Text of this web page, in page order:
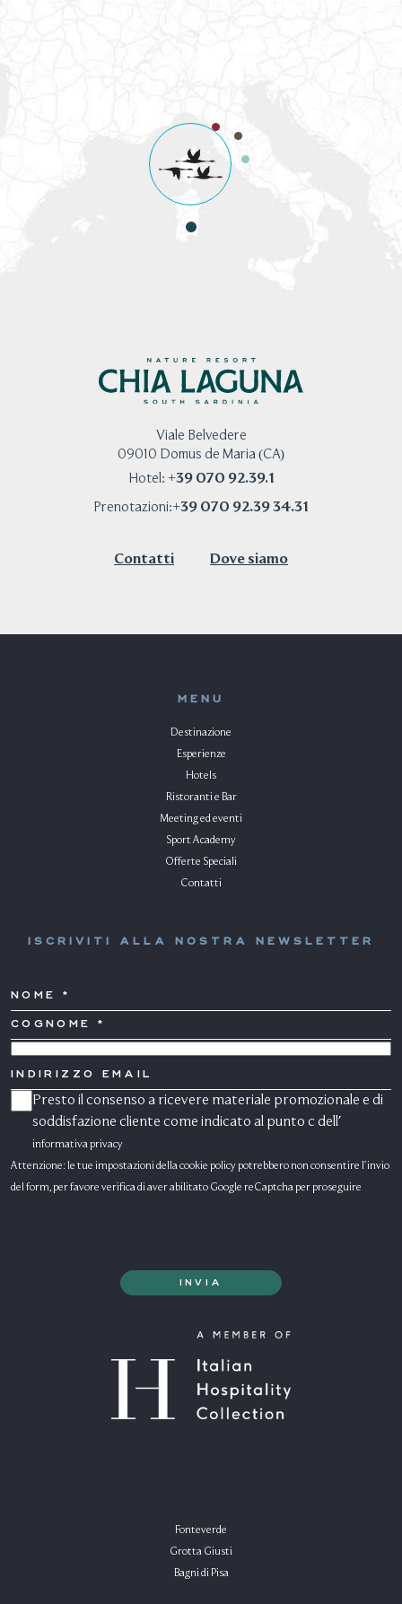
Viale Belvedere
09010 Domus de Maria (CA)
Hotel: +39 070 92.39.1
Prenotazioni:+39 070 92.39 34.31
Contatti Dove siamo
Fonteverde
Grotta Giusti
Bagni di Pisa
MENU
Destinazione
Esperienze
Hotels
Ristoranti e Bar
Meeting ed eventi
Sport Academy
Offerte Speciali
Contatti
ISCRIVITI ALLA NOSTRA NEWSLETTER
NOME
COGNOME
INDIRIZZO
CONSENSO
MARKETING
Presto il consenso a ricevere materiale promozionale e di
soddisfazione cliente come indicato al punto c dell'
informativa privacy
Attenzione: le tue impostazioni della cookie policy potrebbero non consentire l'invio
del form, per favore verifica di aver abilitato Google reCaptcha per proseguire